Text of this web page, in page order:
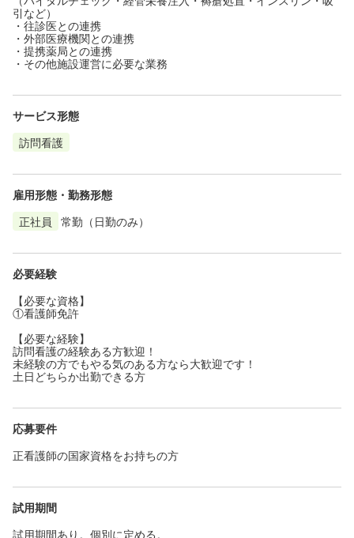
引など）
・往診医との連携
・外部医療機関との連携
・提携薬局との連携
・その他施設運営に必要な業務
サービス形態
訪問看護
雇用形態・勤務形態
正社員
常勤（日勤のみ）
必要経験
【必要な資格】
①看護師免許
【必要な経験】
訪問看護の経験ある方歓迎！
未経験の方でもやる気のある方なら大歓迎です！
土日どちらか出勤できる方
応募要件
正看護師の国家資格をお持ちの方
試用期間
試用期間あり。個別に定める。